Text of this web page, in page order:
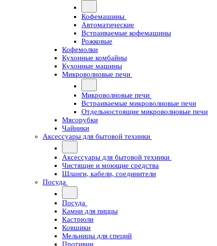
Кофемашины
Автоматические
Встраиваемые кофемашины
Рожковые
Кофемолки
Кухонные комбайны
Кухонные машины
Микроволновые печи
Микроволновые печи
Встраиваемые микроволновые печи
Отдельностоящие микроволновые печи
Мясорубки
Чайники
Аксессуары для бытовой техники
Аксессуары для бытовой техники
Чистящие и моющие средства
Шланги, кабели, соединители
Посуда
Посуда
Камни для пиццы
Кастрюли
Ковшики
Мельницы для специй
Противни